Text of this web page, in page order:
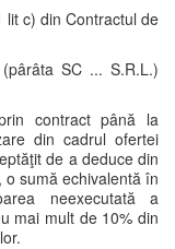
lit c) din Contractul de
SC ... S.R.L.)
contract până la
din cadrul ofertei
de a deduce din
sumă echivalentă în
neexecutată a
mai mult de 10% din